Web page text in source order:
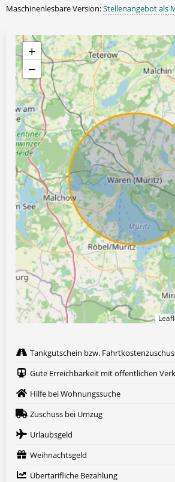
Maschinenlesbare Version:Stellenangebot als
+
−
Tankgutschein bzw.
Gute Erreichbarkeit mit öffentlichen
Hilfe bei Wohnungssuche
Zuschuss bei Umzug
Urlaubsgeld
Weihnachtsgeld
Übertarifliche Bezahlung